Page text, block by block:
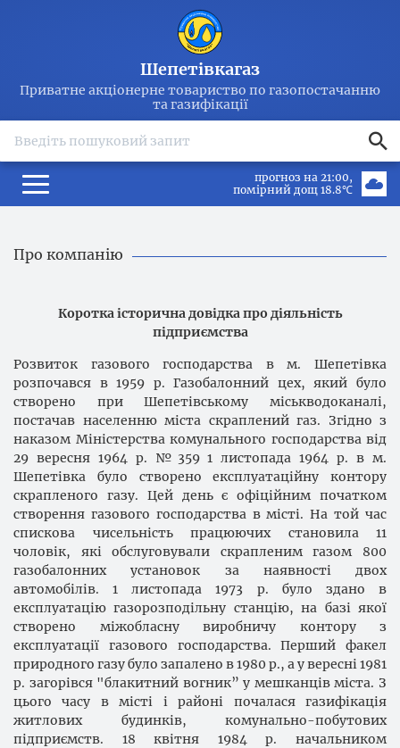
Шепетівкагаз
Приватне акціонерне товариство по газопостачанню
та газифікації
прогноз на 21:00
помірний дощ 18.8℃
Про компанію
Короткаісторична довідка про діяльність
підприємства
Розвиток газового господарства в м. Шепетівка
розпочався в 1959 р. Газобалонний цех, який було
створено при Шепетівському міськводоканалі,
постачав населенню міста скраплений газ. Згідно з
наказом Міністерства комунального господарства від
29 вересня 1964 р. №359 1 листопада 1964 р. в м.
Шепетівка було створено експлуатаційну контору
скрапленого газу. Цей день є офіційним початком
створення газового господарства в місті. На той час
спискова чисельність працюючих становила 11
чоловік, які обслуговували скрапленим газом 800
газобалонних установок за наявності двох
автомобілів. 1 листопада 1973 р. було здано в
експлуатацію газорозподільну станцію, на базі якої
створено міжобласну виробничу контору з
експлуатації газового господарства. Перший факел
природного газу було запалено в 1980 р., а у вересні 1981
р. загорівся "блакитний вогник” у мешканців міста. З
цього часу в місті і районі почалася газифікація
житлових будинків, комунально-побутових
підприємств. 18 квітня 1984 р. начальником